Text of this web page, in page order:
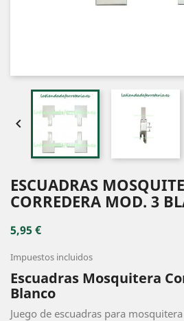

ESCUADRAS
CORREDERA MOD. 3
5,95 €
Impuestos incluidos
Escuadras Mosquitera
Blanco
Juego de escuadras para